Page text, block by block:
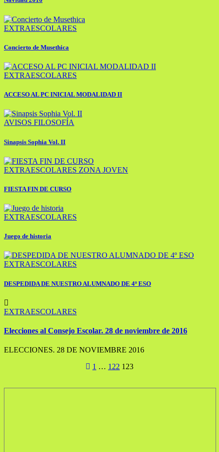
EXTRAESCOLARES
Concierto de Musethica
EXTRAESCOLARES
ACCESO AL PC INICIAL MODALIDAD II
AVISOS FILOSOFÍA
Sinapsis Sophia Vol. II
EXTRAESCOLARES ZONA JOVEN
FIESTA FIN DE CURSO
EXTRAESCOLARES
Juego de historia
EXTRAESCOLARES
DESPEDIDA DE NUESTRO ALUMNADO DE 4º ESO
EXTRAESCOLARES
Elecciones al Consejo Escolar. 28 de noviembre de 2016
ELECCIONES. 28 DE NOVIEMBRE 2016
Paginación
1 … 122 123